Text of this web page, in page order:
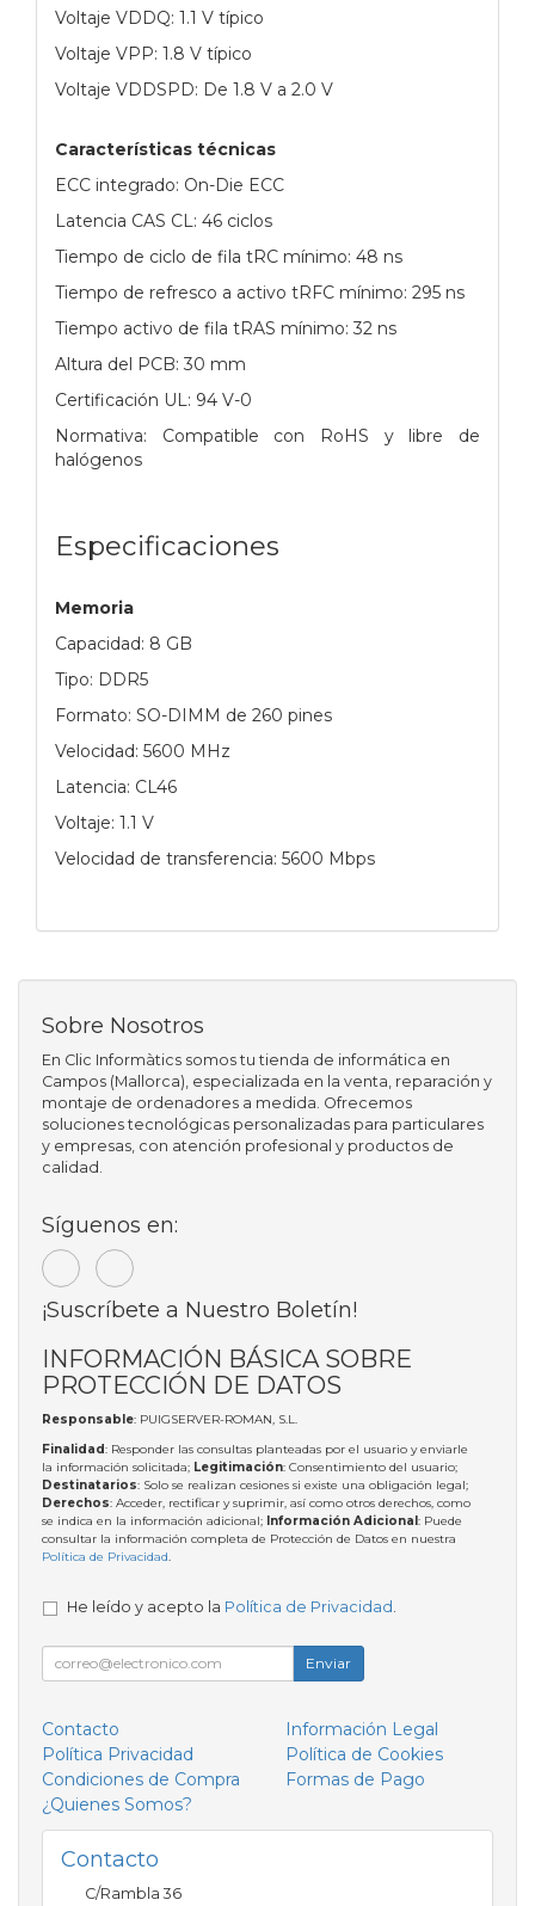
Voltaje VDDQ: 1.1 V típico
Voltaje VPP: 1.8 V típico
Voltaje VDDSPD: De 1.8 V a 2.0 V
Características técnicas
ECC integrado: On-Die ECC
Latencia CAS CL: 46 ciclos
Tiempo de ciclo de fila tRC mínimo: 48 ns
Tiempo de refresco a activo tRFC mínimo: 295 ns
Tiempo activo de fila tRAS mínimo: 32 ns
Altura del PCB: 30 mm
Certificación UL: 94 V-0
Normativa: Compatible con RoHS y libre de
halógenos
Especificaciones
Memoria
Capacidad: 8 GB
Tipo: DDR5
Formato: SO-DIMM de 260 pines
Velocidad: 5600 MHz
Latencia: CL46
Voltaje: 1.1 V
Velocidad de transferencia: 5600 Mbps
Sobre Nosotros
En Clic Informàtics somos tu tienda de informática en
Campos (Mallorca), especializada en la venta, reparación y
montaje de ordenadores a medida. Ofrecemos
soluciones tecnológicas personalizadas para particulares
y empresas, con atención profesional y productos de
calidad.
Síguenos en:
¡Suscríbete a Nuestro Boletín!
INFORMACIÓN BÁSICA SOBRE
PROTECCIÓN DE DATOS
Responsable: PUIGSERVER-ROMAN, S.L.
Finalidad: Responder las consultas planteadas por el usuario y enviarle
la información solicitada; Legitimación: Consentimiento del usuario;
Destinatarios: Solo se realizan cesiones si existe una obligación legal;
Derechos: Acceder, rectificar y suprimir, así como otros derechos, como
se indica en la información adicional; Información Adicional: Puede
consultar la información completa de Protección de Datos en nuestra
Política de Privacidad.
He leído y acepto la Política de Privacidad
Enviar
Contacto
Información Legal
Política Privacidad
Política de Cookies
Condiciones de Compra
Formas de Pago
¿Quienes Somos?
Contacto
C/Rambla 36